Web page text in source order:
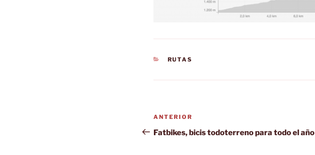
CATEGORÍAS
RUTAS
Navegación
de
Entrada
anterior:
ANTERIOR
Fatbikes, bicis todoterreno para todo el año